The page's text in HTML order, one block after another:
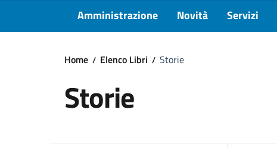
Amministrazione Novità Servizi
Home Elenco Libri Storie
Storie